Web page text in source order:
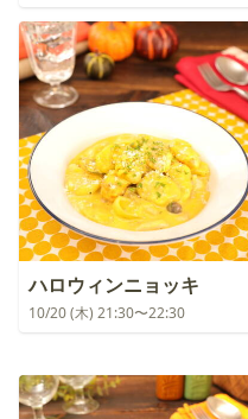
ハロウィンニョッキ
10/20 (木) 21:30〜22:30